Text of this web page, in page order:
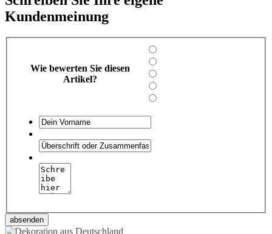
Kundenmeinung
Wie bewerten Sie diesen
Artikel?
absenden